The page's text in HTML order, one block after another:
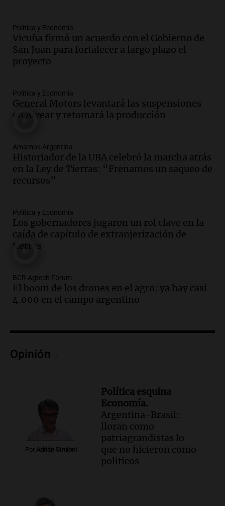
Audio.Perito Moreno recibe la Copa
Mundial de Natación de Invierno con
récords y atletas de 20 países
Amamos Argentina
Audio.Conductor imputado por
accidente fatal en San Luis dejó tres
jóvenes muertos y un herido grave
Audio.Historiador de la UBA celebró la
marcha atrás en la Ley de Tierras:
“Frenamos un saqueo de recursos”
Amamos Argentina
Audio.Ahyre estuvo en el Estudio
Federal Sancor Seguros y adelantó su
nuevo tema a Cadena 3 Rosario.
Viva la Radio Rosario
Cristo Redentor por acumulación de
nieve se extiende a 22 días
Panorama Federal
Audio.Estudiantes de Italia realizan
enriquecer su formación educativa
La Universidad de Milán y su
colaboración con la municipalidad para
la educación y parques
Audio.El papamóvil de Juan Pablo II
revive con la visita de León XIV y una
Política y Economía
Vicuña firmó un acuerdo con el Gobierno de
San Juan para fortalecer a largo plazo el
proyecto
Política y Economía
General Motors levantará las suspensiones
en Alvear y retomará la producción
Amamos Argentina
Historiador de la UBA celebró la marcha atrás
en la Ley de Tierras: “Frenamos un saqueo de
recursos”
Política y Economía
Los gobernadores jugaron un rol clave en la
caída de capítulo de extranjerización de
tierras
BCR Agtech Forum
El boom de los drones en el agro: ya hay casi
4.000 en el campo argentino
Opinión
Por Adrián Simioni
Política esquina
Economía.
Argentina-Brasil:
lloran como
patriagrandistas lo
que no hicieron como
politicos